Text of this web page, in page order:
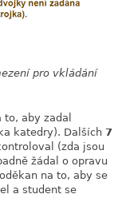
pro vkládání
to, aby zadal
katedry). Dalších 7
(zda jsou
žádal o opravu
na to, aby se
a student se